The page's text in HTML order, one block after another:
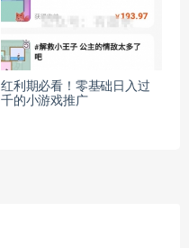
红利期必看！零基础日入过
千的小游戏推广